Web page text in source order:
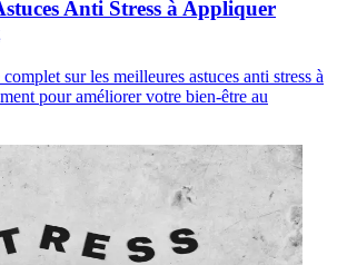
Anti Stress à Appliquer
sur les meilleures astuces anti stress à
pour améliorer votre bien-être au